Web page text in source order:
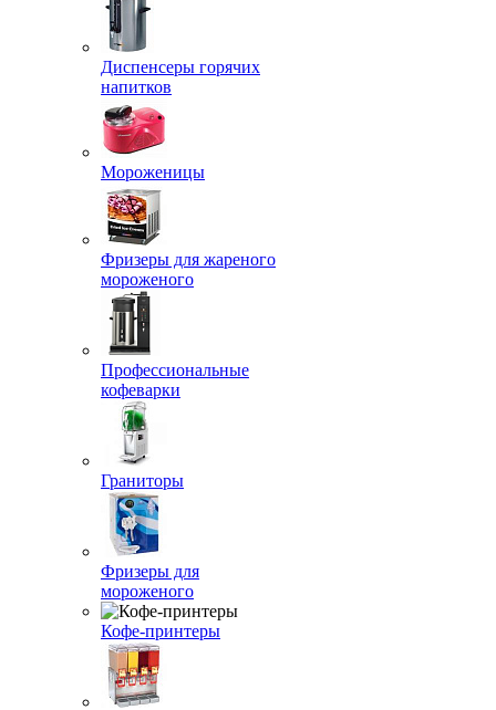
Диспенсеры горячих
напитков
Мороженицы
Фризеры для жареного
мороженого
Профессиональные
кофеварки
Граниторы
Фризеры для
мороженого
Кофе-принтеры